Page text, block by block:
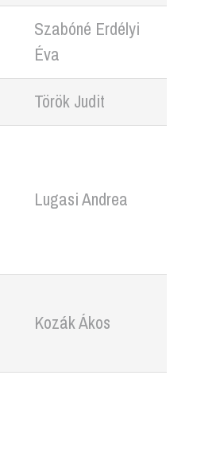
Szabóné Erdélyi
Éva
Török Judit
Lugasi Andrea
Kozák Ákos